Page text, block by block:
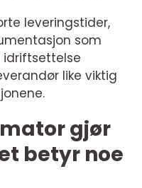
leveringstider,
som
idriftsettelse
like viktig
gjør
betyr noe